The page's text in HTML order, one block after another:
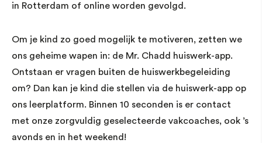
in Rotterdam of online worden gevolgd.
Om je kind zo goed mogelijk te motiveren, zetten we
ons geheime wapen in: de Mr. Chadd huiswerk-app.
Ontstaan er vragen buiten de huiswerkbegeleiding
om? Dan kan je kind die stellen via de huiswerk-app op
ons leerplatform. Binnen 10 seconden is er contact
met onze zorgvuldig geselecteerde vakcoaches, ook ’s
avonds en in het weekend!